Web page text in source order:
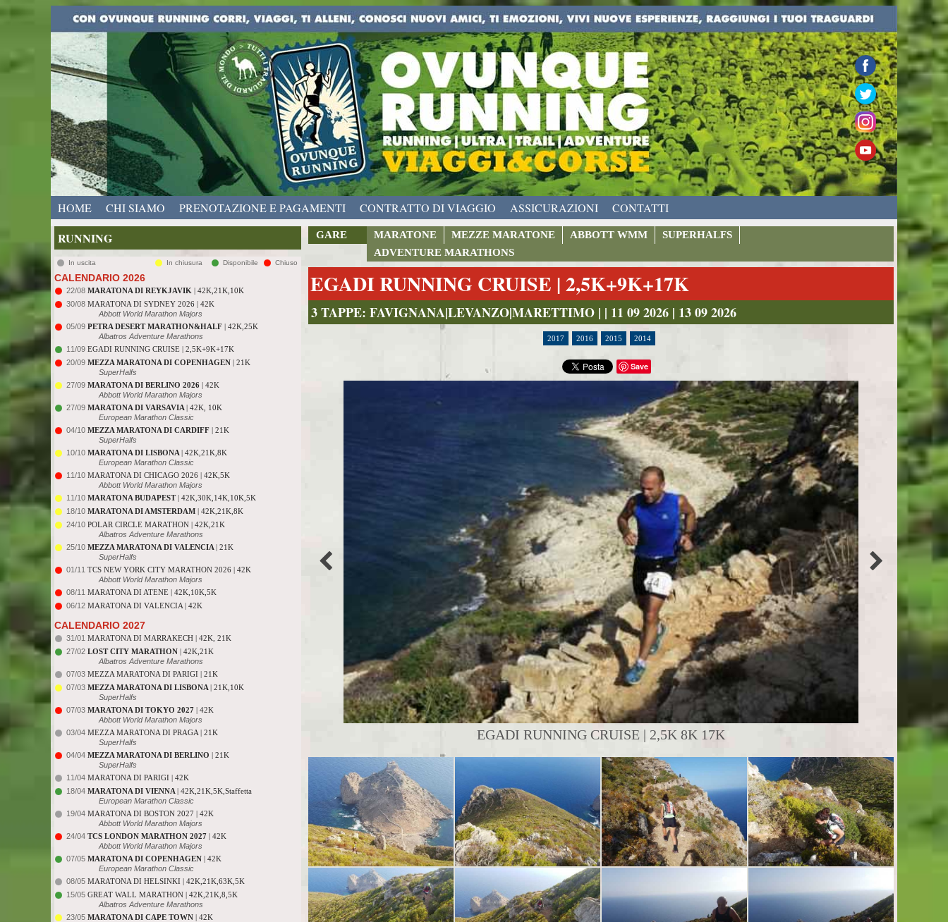
HOME CHI SIAMO PRENOTAZIONE E PAGAMENTI CONTRATTO DI VIAGGIO ASSICURAZIONI CONTATTI
RUNNING
In uscita In chiusura Disponibile Chiuso
CALENDARIO 2026
22/08 MARATONA DI REYKJAVIK | 42K,21K,10K
30/08 MARATONA DI SYDNEY 2026 | 42K
Abbott World Marathon Majors
05/09 PETRA DESERT MARATHON&HALF | 42K,25K
Albatros Adventure Marathons
11/09 EGADI RUNNING CRUISE | 2,5K+9K+17K
20/09 MEZZA MARATONA DI COPENHAGEN | 21K
SuperHalfs
27/09 MARATONA DI BERLINO 2026 | 42K
Abbott World Marathon Majors
27/09 MARATONA DI VARSAVIA | 42K, 10K
European Marathon Classic
04/10 MEZZA MARATONA DI CARDIFF | 21K
SuperHalfs
10/10 MARATONA DI LISBONA | 42K,21K,8K
European Marathon Classic
11/10 MARATONA DI CHICAGO 2026 | 42K,5K
Abbott World Marathon Majors
11/10 MARATONA BUDAPEST| 42K,30K,14K,10K,5K
18/10 MARATONA DI AMSTERDAM | 42K,21K,8K
24/10 POLAR CIRCLE MARATHON | 42K,21K
Albatros Adventure Marathons
25/10 MEZZA MARATONA DI VALENCIA | 21K
SuperHalfs
01/11 TCS NEW YORK CITY MARATHON 2026 | 42K
Abbott World Marathon Majors
08/11 MARATONA DI ATENE | 42K,10K,5K
06/12 MARATONA DI VALENCIA | 42K
CALENDARIO 2027
31/01 MARATONA DI MARRAKECH | 42K, 21K
27/02 LOST CITY MARATHON | 42K,21K
Albatros Adventure Marathons
07/03 MEZZA MARATONA DI PARIGI | 21K
07/03 MEZZA MARATONA DI LISBONA | 21K,10K
SuperHalfs
07/03 MARATONA DI TOKYO 2027 | 42K
Abbott World Marathon Majors
03/04 MEZZA MARATONA DI PRAGA | 21K
SuperHalfs
04/04 MEZZA MARATONA DI BERLINO | 21K
SuperHalfs
11/04 MARATONA DI PARIGI | 42K
18/04 MARATONA DI VIENNA | 42K,21K,5K,Staffetta
European Marathon Classic
19/04 MARATONA DI BOSTON 2027 | 42K
Abbott World Marathon Majors
24/04 TCS LONDON MARATHON 2027 | 42K
Abbott World Marathon Majors
07/05 MARATONA DI COPENHAGEN | 42K
European Marathon Classic
08/05 MARATONA DI HELSINKI | 42K,21K,63K,5K
15/05 GREAT WALL MARATHON | 42K,21K,8,5K
Albatros Adventure Marathons
23/05 MARATONA DI CAPE TOWN | 42K
GARE MARATONE MEZZE MARATONE ABBOTT WMM
SUPERHALFS
ADVENTURE MARATHONS
EGADI RUNNING CRUISE | 2,5K+9K+17K
3 TAPPE: FAVIGNANA|LEVANZO|MARETTIMO | | 11 09 2026 | 13 09 2026
2017 2016 2015 2014
Save
EGADI RUNNING CRUISE | 2,5K 8K 17K